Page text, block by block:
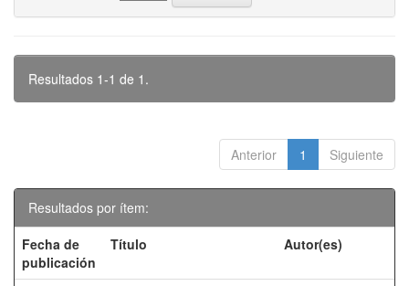
Resultados 1-1 de 1.
Anterior 1 Siguiente
Resultados por ítem:
Fecha de
publicación
Título Autor(es)